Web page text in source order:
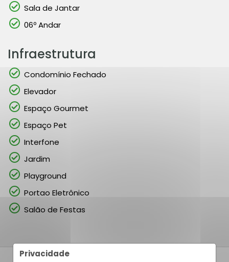
Privacidade
Sala de Jantar
06º Andar
Infraestrutura
Condomínio Fechado
Elevador
Espaço Gourmet
Espaço Pet
Interfone
Jardim
Playground
Portao Eletrônico
Salão de Festas